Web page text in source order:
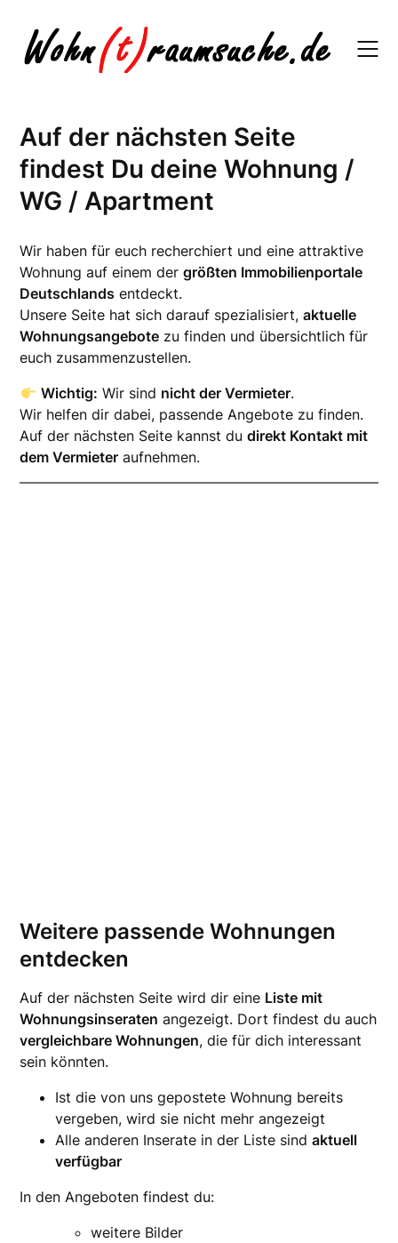
content
Auf der nächsten Seite
findest Du deine Wohnung /
WG / Apartment
Wir haben für euch recherchiert und eine attraktive
Wohnung auf einem dergrößten Immobilienportale
Deutschlands entdeckt.
Unsere Seite hat sich darauf spezialisiert,aktuelle
Wohnungsangebote zu finden und übersichtlich für
euch zusammenzustellen.
Wichtig: Wir sind nicht der Vermieter.
Wir helfen dir dabei, passende Angebote zu finden.
Auf der nächsten Seite kannst dudirekt Kontakt mit
dem Vermieter aufnehmen.
Weitere passende Wohnungen
entdecken
Auf der nächsten Seite wird dir eine Liste mit
Wohnungsinseraten angezeigt. Dort findest du auch
vergleichbare Wohnungen, die für dich interessant
sein könnten.
Ist die von uns gepostete Wohnung bereits
vergeben, wird sie nicht mehr angezeigt
Alle anderen Inserate in der Liste sindaktuell
verfügbar
In den Angeboten findest du:
weitere Bilder